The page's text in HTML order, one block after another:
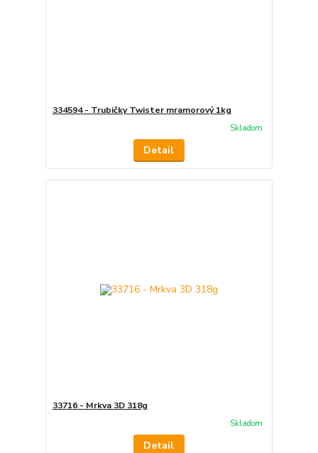
334594 - Trubičky Twister mramorový 1kg
Skladom
Detail
33716 - Mrkva 3D 318g
Skladom
Detail